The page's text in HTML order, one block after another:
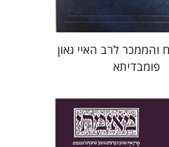
לרב האיי גאון
פומבדיתא
ישי רוזן-צבי